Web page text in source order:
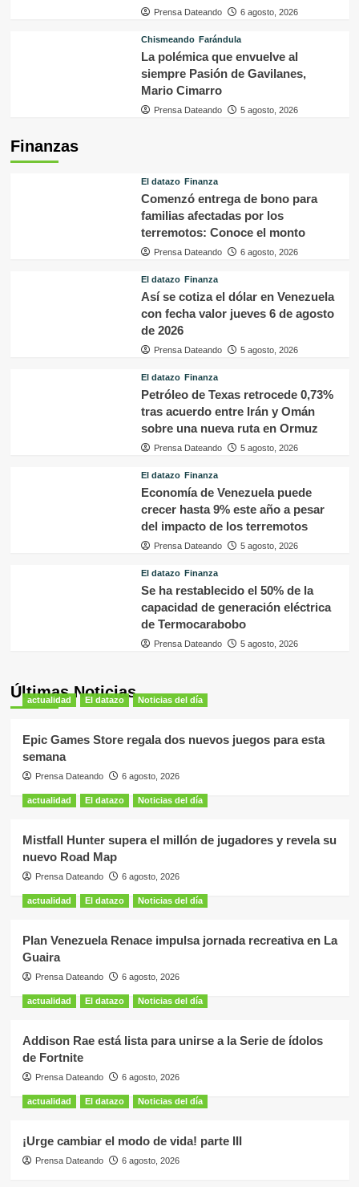
Prensa Dateando 6 agosto, 2026
Chismeando Farándula
La polémica que envuelve al
siempre Pasión de Gavilanes,
Mario Cimarro
Prensa Dateando 5 agosto, 2026
Finanzas
El datazo Finanza
Comenzó entrega de bono para
familias afectadas por los
terremotos: Conoce el monto
Prensa Dateando 6 agosto, 2026
El datazo Finanza
Así se cotiza el dólar en Venezuela
con fecha valor jueves 6 de agosto
de 2026
Prensa Dateando 5 agosto, 2026
El datazo Finanza
Petróleo de Texas retrocede 0,73%
tras acuerdo entre Irán y Omán
sobre una nueva ruta en Ormuz
Prensa Dateando 5 agosto, 2026
El datazo Finanza
Economía de Venezuela puede
crecer hasta 9% este año a pesar
del impacto de los terremotos
Prensa Dateando 5 agosto, 2026
El datazo Finanza
Se ha restablecido el 50% de la
capacidad de generación eléctrica
de Termocarabobo
Prensa Dateando 5 agosto, 2026
Últimas Noticias
actualidad El datazo Noticias del día
Epic Games Store regala dos nuevos juegos para esta
semana
Prensa Dateando 6 agosto, 2026
actualidad El datazo Noticias del día
Mistfall Hunter supera el millón de jugadores y revela su
nuevo Road Map
Prensa Dateando 6 agosto, 2026
actualidad El datazo Noticias del día
Plan Venezuela Renace impulsa jornada recreativa en La
Guaira
Prensa Dateando 6 agosto, 2026
actualidad El datazo Noticias del día
Addison Rae está lista para unirse a la Serie de ídolos
de Fortnite
Prensa Dateando 6 agosto, 2026
actualidad El datazo Noticias del día
¡Urge cambiar el modo de vida! parte III
Prensa Dateando 6 agosto, 2026